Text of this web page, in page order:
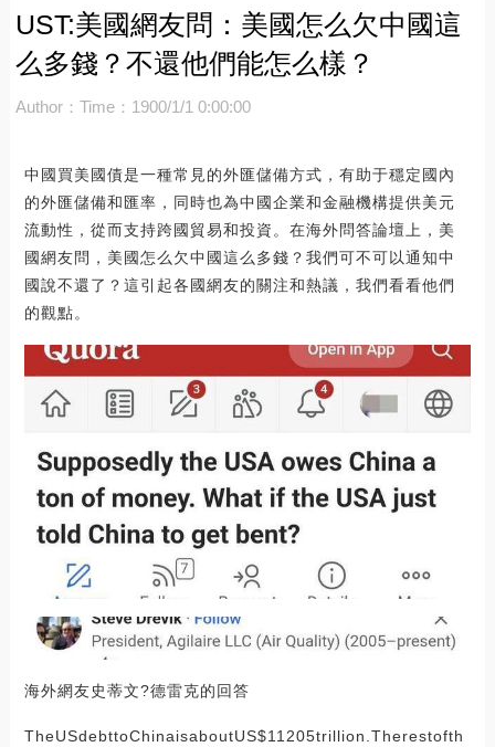
UST:美國網友問：美國怎么欠中國這
么多錢？不還他們能怎么樣？
Author： Time：1900/1/1 0:00:00
中國買美國債是一種常見的外匯儲備方式，有助于穩定國內
的外匯儲備和匯率，同時也為中國企業和金融機構提供美元
流動性，從而支持跨國貿易和投資。在海外問答論壇上，美
國網友問，美國怎么欠中國這么多錢？我們可不可以通知中
國說不還了？這引起各國網友的關注和熱議，我們看看他們
的觀點。
海外網友史蒂文?德雷克的回答
TheUSdebttoChinaisaboutUS$11205trillion.Therestofth